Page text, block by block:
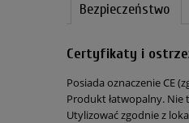
Bezpieczeństwo
Certyfikaty i
Posiada oznaczenie CE
Produkt łatwopalny. Nie
Utylizować zgodnie z